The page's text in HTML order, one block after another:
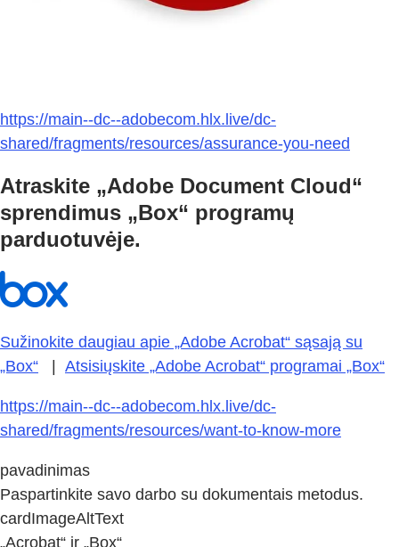
https://main--dc--adobecom.hlx.live/dc-
shared/fragments/resources/assurance-you-need
Atraskite „Adobe Document Cloud“
sprendimus „Box“ programų
parduotuvėje.
Sužinokite daugiau apie „Adobe Acrobat“ sąsają su
„Box“
Atsisiųskite „Adobe Acrobat“ programai „Box“
https://main--dc--adobecom.hlx.live/dc-
shared/fragments/resources/want-to-know-more
pavadinimas
Paspartinkite savo darbo su dokumentais metodus.
cardImageAltText
„Acrobat“ ir „Box“